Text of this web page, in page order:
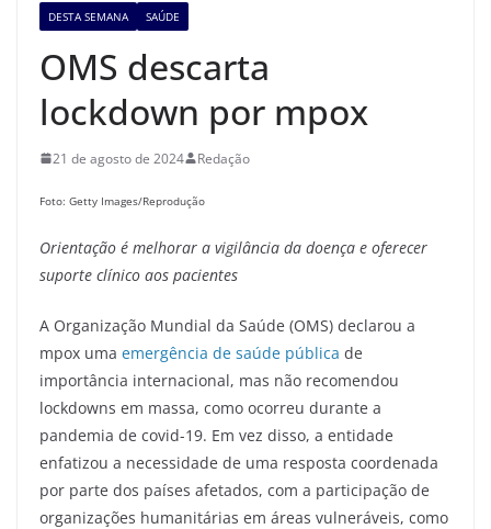
DESTA SEMANA SAÚDE
OMS descarta
lockdown por mpox
21 de agosto de 2024 Redação
Foto: Getty Images/Reprodução
Orientação é melhorar a vigilância da doença e oferecer
suporte clínico aos pacientes
A Organização Mundial da Saúde (OMS) declarou a
mpox uma emergência de saúde pública de
importância internacional, mas não recomendou
lockdowns em massa, como ocorreu durante a
pandemia de covid-19. Em vez disso, a entidade
enfatizou a necessidade de uma resposta coordenada
por parte dos países afetados, com a participação de
organizações humanitárias em áreas vulneráveis, como